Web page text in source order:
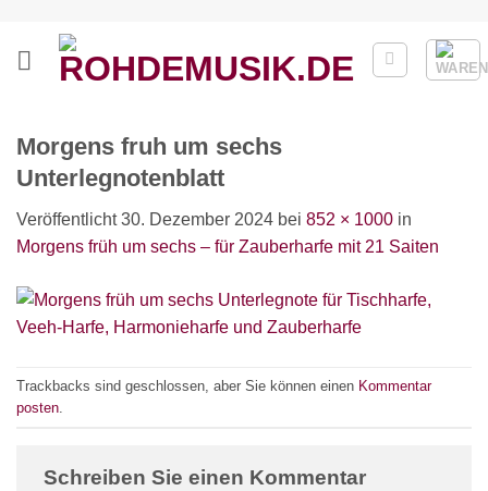
springen
Morgens fruh um sechs
Unterlegnotenblatt
Veröffentlicht30. Dezember 2024 bei 852 × 1000 in
Morgens früh um sechs – für Zauberharfe mit 21 Saiten
Trackbacks sind geschlossen, aber Sie können einen Kommentar
posten
Schreiben Sie einen Kommentar